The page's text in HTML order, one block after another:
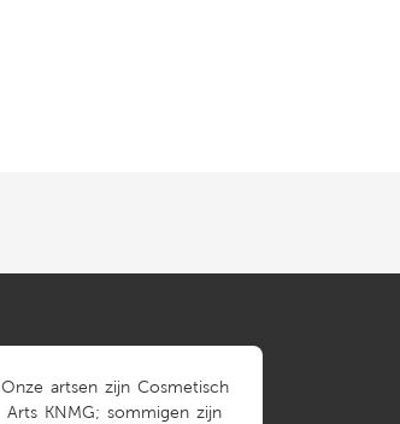
Onze artsen zijn Cosmetisch
Arts KNMG; sommigen zijn